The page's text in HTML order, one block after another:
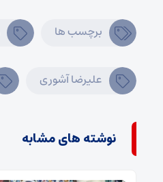
برچسب ها
علیرضا آشوری
نوشته های مشابه